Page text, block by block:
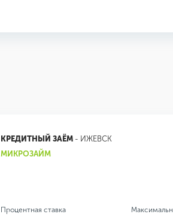
КРЕДИТНЫЙ ЗАЁМ- ИЖЕВСК
МИКРОЗАЙМ
Процентная ставка